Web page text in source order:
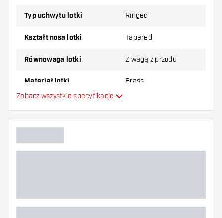
Typ uchwytu lotki Ringed
Kształt nosa lotki Tapered
Równowaga lotki Z wagą z przodu
Materiał lotki Brass
Gracz w darta
Kolor lotki
Kształt lotki
Zobacz wszystkie specyfikacje